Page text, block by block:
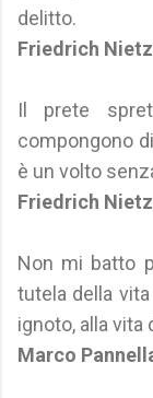
delitto.
Friedrich
Il prete
compongono
è un volto
Friedrich
Non mi batto
tutela della
ignoto, alla vita
Marco